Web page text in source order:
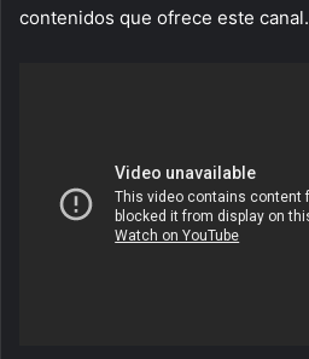
contenidos que ofrece este canal.